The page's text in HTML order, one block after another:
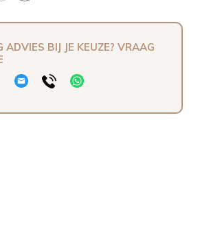
ADVIES BIJ JE KEUZE? VRAAG